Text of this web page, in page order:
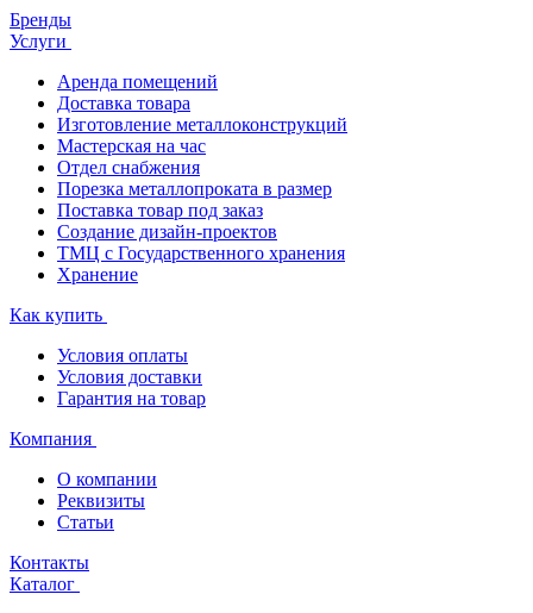
Бренды
Услуги
Аренда помещений
Доставка товара
Изготовление металлоконструкций
Мастерская на час
Отдел снабжения
Порезка металлопроката в размер
Поставка товар под заказ
Создание дизайн-проектов
ТМЦ с Государственного хранения
Хранение
Как купить
Условия оплаты
Условия доставки
Гарантия на товар
Компания
О компании
Реквизиты
Статьи
Контакты
Каталог